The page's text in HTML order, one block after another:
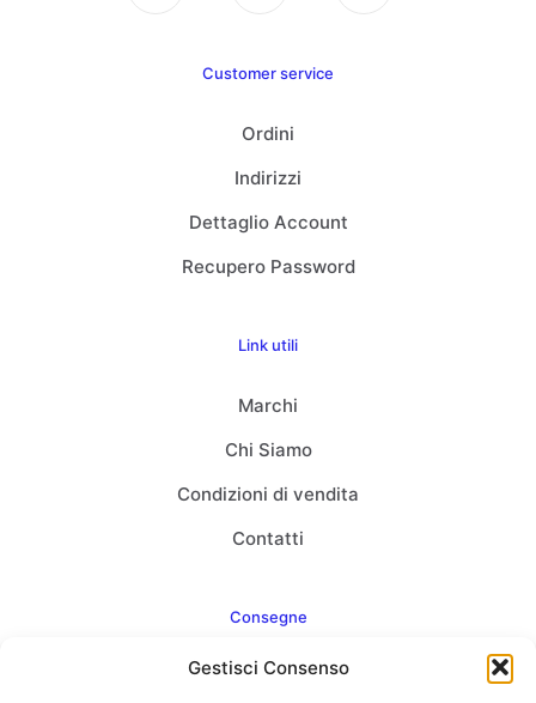
Gestisci Consenso
Customer service
Ordini
Indirizzi
Dettaglio Account
Recupero Password
Link utili
Marchi
Chi Siamo
Condizioni di vendita
Contatti
Consegne
Come consegnamo